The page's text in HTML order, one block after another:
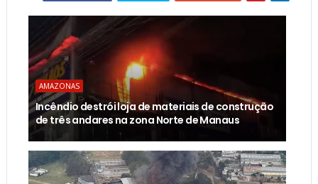
AMAZONAS
Incêndio destrói loja de materiais de construção
de três andares na zona Norte de Manaus